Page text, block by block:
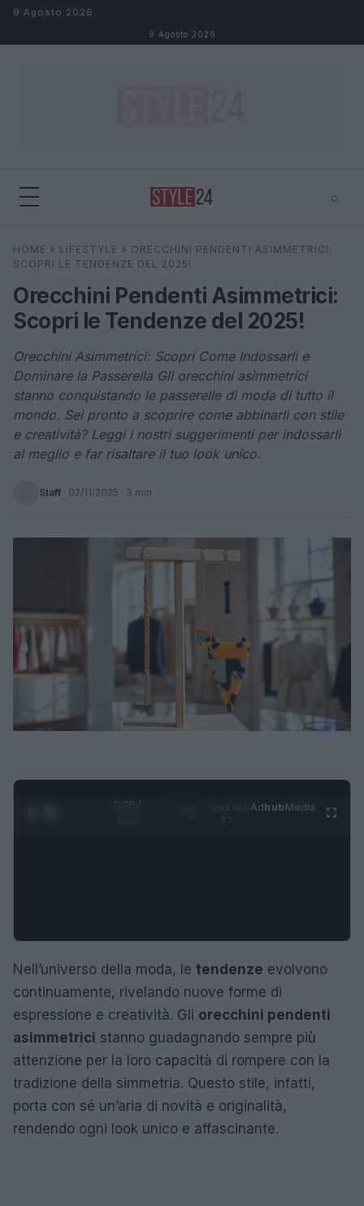
Salta al contenuto
9 Agosto 2026
9 Agosto 2026
⌕
Cerca ⌕
HOME » LIFESTYLE » ORECCHINI PENDENTI ASIMMETRICI:
SCOPRI LE TENDENZE DEL 2025!
Orecchini Pendenti Asimmetrici:
Scopri le Tendenze del 2025!
Orecchini Asimmetrici: Scopri Come Indossarli e
Dominare la Passerella Gli orecchini asimmetrici
stanno conquistando le passerelle di moda di tutto il
mondo. Sei pronto a scoprire come abbinarli con stile
e creatività? Leggi i nostri suggerimenti per indossarli
al meglio e far risaltare il tuo look unico.
Staff · 02/11/2025 · 3 min
0:29 /
AdhubMedia
Nell’universo della moda, le tendenze evolvono
continuamente, rivelando nuove forme di
espressione e creatività. Gli orecchini pendenti
asimmetrici stanno guadagnando sempre più
attenzione per la loro capacità di rompere con la
tradizione della simmetria. Questo stile, infatti,
porta con sé un’aria di novità e originalità,
rendendo ogni look unico e affascinante.